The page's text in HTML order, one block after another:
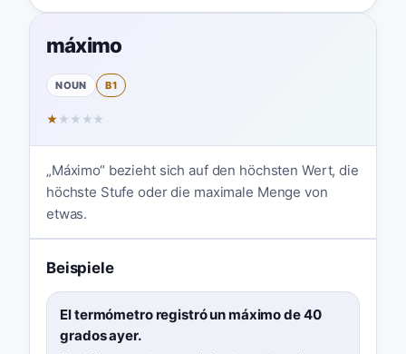
máximo
NOUN B1
★ ★ ★ ★ ★
„Máximo“ bezieht sich auf den höchsten Wert, die
höchste Stufe oder die maximale Menge von
etwas.
Beispiele
El termómetro registró un máximo de 40
grados ayer.